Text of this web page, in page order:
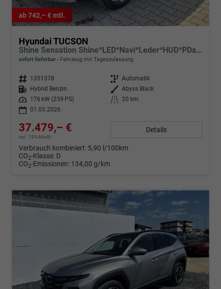
ab 742,– € mtl.
Hyundai TUCSON
Shine Sensation Shine*LED*Navi*Leder*HUD*PDach*PDC*Cam*19
sofort lieferbar Fahrzeug mit Tageszulassung
Fahrzeugnr. 1351378 Getriebe Automatik
Kraftstoff
Hybrid Benzin Außenfarbe Abyss Black
Leistung
176 kW (239 PS) Kilometerstand
20 km
01.03.2026
37.479,– €
incl. 19% MwSt.
Details
Verbrauch kombiniert: 5,90 l/100km
CO2-Klasse: D
CO2-Emissionen: 134,00 g/km